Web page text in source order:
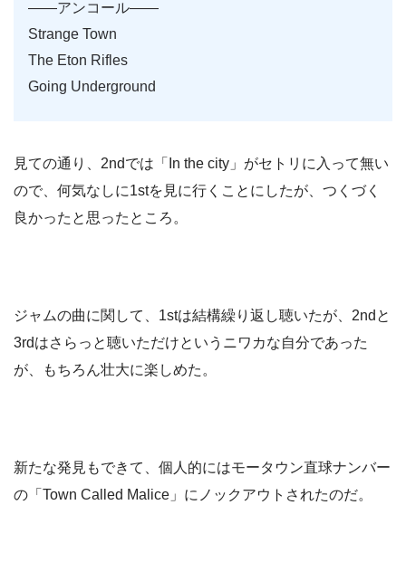
——アンコール——
Strange Town
The Eton Rifles
Going Underground
見ての通り、2ndでは「In the city」がセトリに入って無い
ので、何気なしに1stを見に行くことにしたが、つくづく
良かったと思ったところ。
ジャムの曲に関して、1stは結構繰り返し聴いたが、2ndと
3rdはさらっと聴いただけというニワカな自分であった
が、もちろん壮大に楽しめた。
新たな発見もできて、個人的にはモータウン直球ナンバー
の「Town Called Malice」にノックアウトされたのだ。